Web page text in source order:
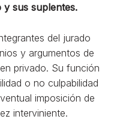
sus suplentes.
del jurado
y argumentos de
privado. Su función
o no culpabilidad
imposición de
interviniente.